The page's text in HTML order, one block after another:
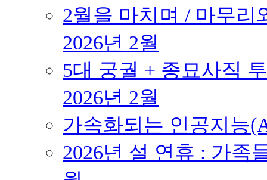
2월을 마치며 / 마무리
2026년 2월
5대 궁궐 + 종묘사직
2026년 2월
가속화되는 인공지능
2026년 설 연휴 : 가족